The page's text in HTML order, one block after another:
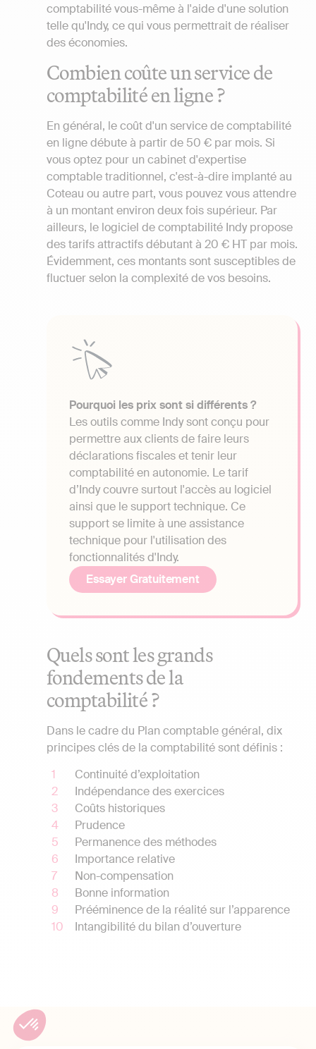
comptabilité vous-même à l'aide d'une solution
telle qu'Indy, ce qui vous permettrait de réaliser
des économies.
Combien coûte un service de
comptabilité en ligne ?
En général, le coût d'un service de comptabilité
en ligne débute à partir de 50 € par mois. Si
vous optez pour un cabinet d'expertise
comptable traditionnel, c'est-à-dire implanté au
Coteau ou autre part, vous pouvez vous attendre
à un montant environ deux fois supérieur. Par
ailleurs, le logiciel de comptabilité Indy propose
des tarifs attractifs débutant à 20 € HT par mois.
Évidemment, ces montants sont susceptibles de
fluctuer selon la complexité de vos besoins.
Pourquoi les prix sont si différents ?
Les outils comme Indy sont conçu pour
permettre aux clients de faire leurs
déclarations fiscales et tenir leur
comptabilité en autonomie. Le tarif
d’Indy couvre surtout l'accès au logiciel
ainsi que le support technique. Ce
support se limite à une assistance
technique pour l'utilisation des
fonctionnalités d'Indy.
Essayer Gratuitement
Quels sont les grands
fondements de la
comptabilité ?
Dans le cadre du Plan comptable général, dix
principes clés de la comptabilité sont définis :
Continuité d’exploitation
Indépendance des exercices
Coûts historiques
Prudence
Permanence des méthodes
Importance relative
Non-compensation
Bonne information
Prééminence de la réalité sur l’apparence
Intangibilité du bilan d’ouverture